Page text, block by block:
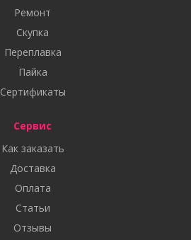
Ремонт
Скупка
Переплавка
Пайка
Сертификаты
Сервис
Как заказать
Доставка
Оплата
Статьи
Отзывы